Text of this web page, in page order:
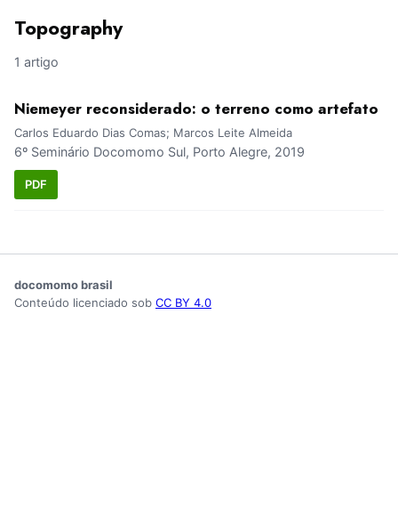
Topography
1 artigo
Niemeyer reconsiderado: o terreno como artefato
Carlos Eduardo Dias Comas; Marcos Leite Almeida
6º Seminário Docomomo Sul, Porto Alegre, 2019
PDF
docomomo brasil
Conteúdo licenciado sob CC BY 4.0